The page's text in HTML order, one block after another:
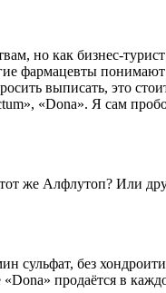
но как бизнес-
фармацевты
выписать, это
«Dona». Я сам
же Алфлутоп? Или
сульфат, без
продаётся в